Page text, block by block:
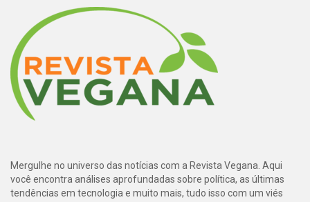
Mergulhe no universo das notícias com a Revista Vegana. Aqui
você encontra análises aprofundadas sobre política, as últimas
tendências em tecnologia e muito mais, tudo isso com um viés